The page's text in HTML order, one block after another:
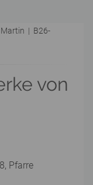
Martin | B26-
von
Pfarre